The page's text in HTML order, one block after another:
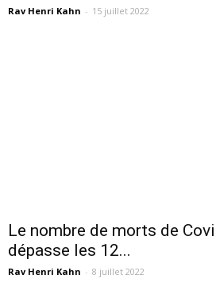
Rav Henri Kahn - 15 juillet 2022
Le nombre de morts de
dépasse les 12...
Rav Henri Kahn - 8 juillet 2022